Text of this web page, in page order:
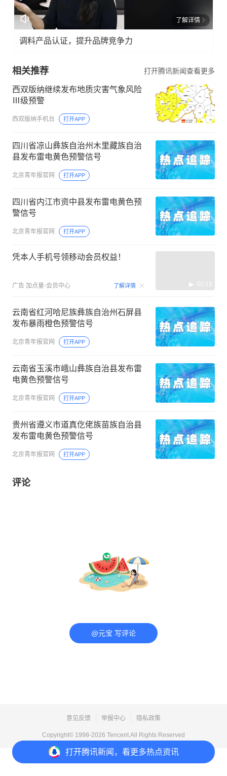
打开腾讯新闻，看更多热点资讯
了解详情
调料产品认证，提升品牌竞争力
相关推荐 打开腾讯新闻查看更多
西双版纳继续发布地质灾害气象风险
Ⅲ级预警
西双版纳手机台 打开APP
四川省凉山彝族自治州木里藏族自治
县发布雷电黄色预警信号
北京青年报官网 打开APP
四川省内江市资中县发布雷电黄色预
警信号
北京青年报官网 打开APP
凭本人手机号领移动会员权益！
广告 加点量-会员中心 了解详情 00:15
云南省红河哈尼族彝族自治州石屏县
发布暴雨橙色预警信号
北京青年报官网 打开APP
云南省玉溪市峨山彝族自治县发布雷
电黄色预警信号
北京青年报官网 打开APP
贵州省遵义市道真仡佬族苗族自治县
发布雷电黄色预警信号
北京青年报官网 打开APP
评论
@元宝 写评论
意见反馈 举报中心 隐私政策
Copyright© 1998-2026 Tencent.All Rights Reserved